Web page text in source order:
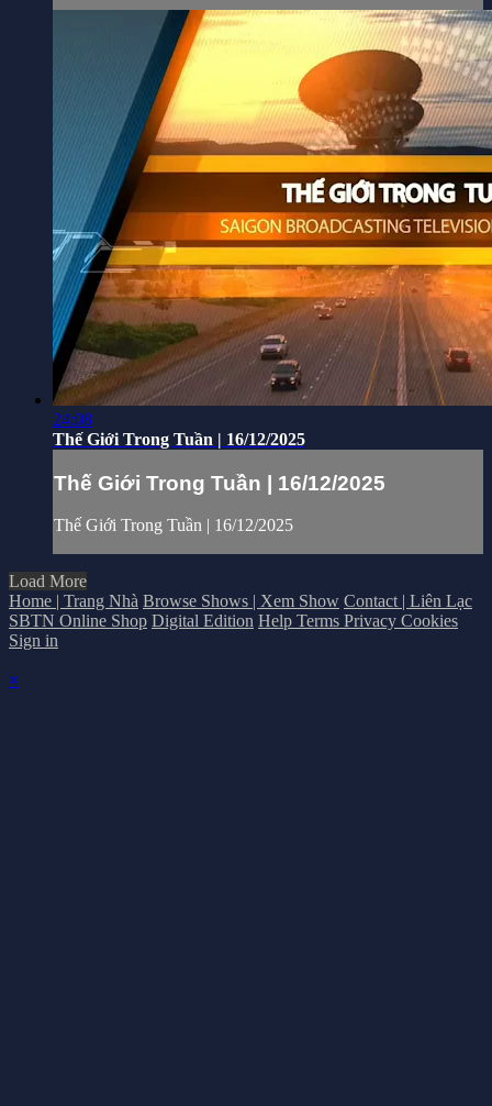
24:08
Thế Giới Trong Tuần | 16/12/2025
Thế Giới Trong Tuần | 16/12/2025
Thế Giới Trong Tuần | 16/12/2025
Load More
Home | Trang Nhà Browse Shows | Xem Show Contact | Liên Lạc
SBTN Online Shop Digital Edition Help Terms Privacy Cookies
Sign in
×